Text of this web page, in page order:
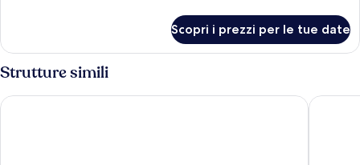
Standard
Scopri i prezzi per le tue date
Strutture simili
Hotel New Sunpia Tsuruga Hotel